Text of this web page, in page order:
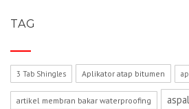
TAG
3 Tab Shingles Aplikator atap bitumen
artikel membran bakar waterproofing